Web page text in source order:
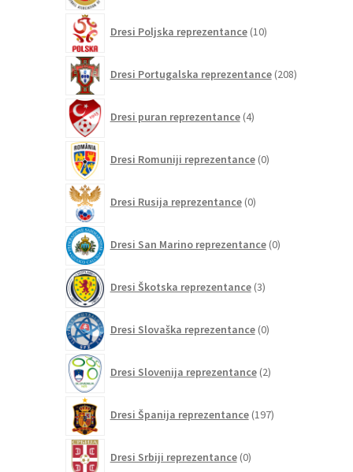
Dresi Poljska reprezentance 10izdelkov
Dresi Portugalska reprezentance 208izdelkov
Dresi puran reprezentance 4izdelki
Dresi Romuniji reprezentance 0izdelkov
Dresi Rusija reprezentance 0izdelkov
Dresi San Marino reprezentance 0izdelkov
Dresi Škotska reprezentance 3izdelki
Dresi Slovaška reprezentance 0izdelkov
Dresi Slovenija reprezentance 2izdelka
Dresi Španija reprezentance 197izdelkov
Dresi Srbiji reprezentance 0izdelkov